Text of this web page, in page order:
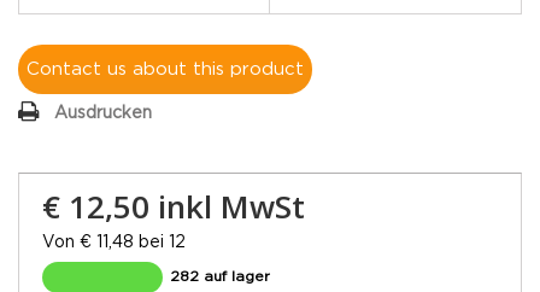
Contact us about this product
Ausdrucken
€ 12,50 inkl MwSt
Von € 11,48 bei 12
282 auf lager